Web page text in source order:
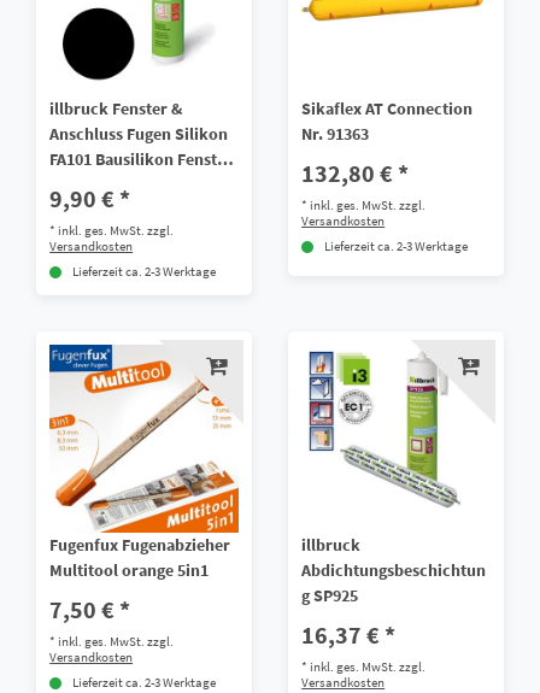
illbruck Fenster &
Anschluss Fugen Silikon
FA101 Bausilikon Fenster
9,90 € *
*inkl. ges. MwSt. zzgl.
Versandkosten
Lieferzeit ca. 2-3 Werktage
Sikaflex AT Connection
Nr. 91363
132,80 € *
*inkl. ges. MwSt. zzgl.
Versandkosten
Lieferzeit ca. 2-3 Werktage
Fugenfux Fugenabzieher
Multitool orange 5in1
7,50 € *
*inkl. ges. MwSt. zzgl.
Versandkosten
Lieferzeit ca. 2-3 Werktage
illbruck
Abdichtungsbeschichtun
g SP925
16,37 € *
*inkl. ges. MwSt. zzgl.
Versandkosten